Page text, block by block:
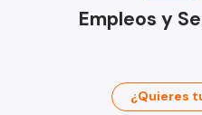
Empleos y
¿Quieres